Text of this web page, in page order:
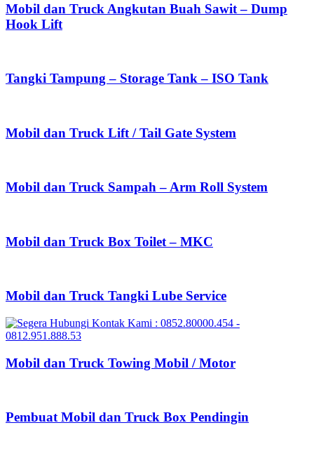
Mobil dan Truck Angkutan Buah Sawit – Dump
Hook Lift
Tangki Tampung – Storage Tank – ISO Tank
Mobil dan Truck Lift / Tail Gate System
Mobil dan Truck Sampah – Arm Roll System
Mobil dan Truck Box Toilet – MKC
Mobil dan Truck Tangki Lube Service
Mobil dan Truck Towing Mobil / Motor
Pembuat Mobil dan Truck Box Pendingin